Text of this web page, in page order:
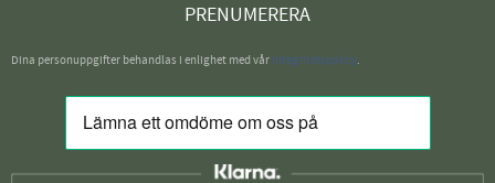
PRENUMERERA
Dina personuppgifter behandlas i enlighet med vår integritetspolicy.